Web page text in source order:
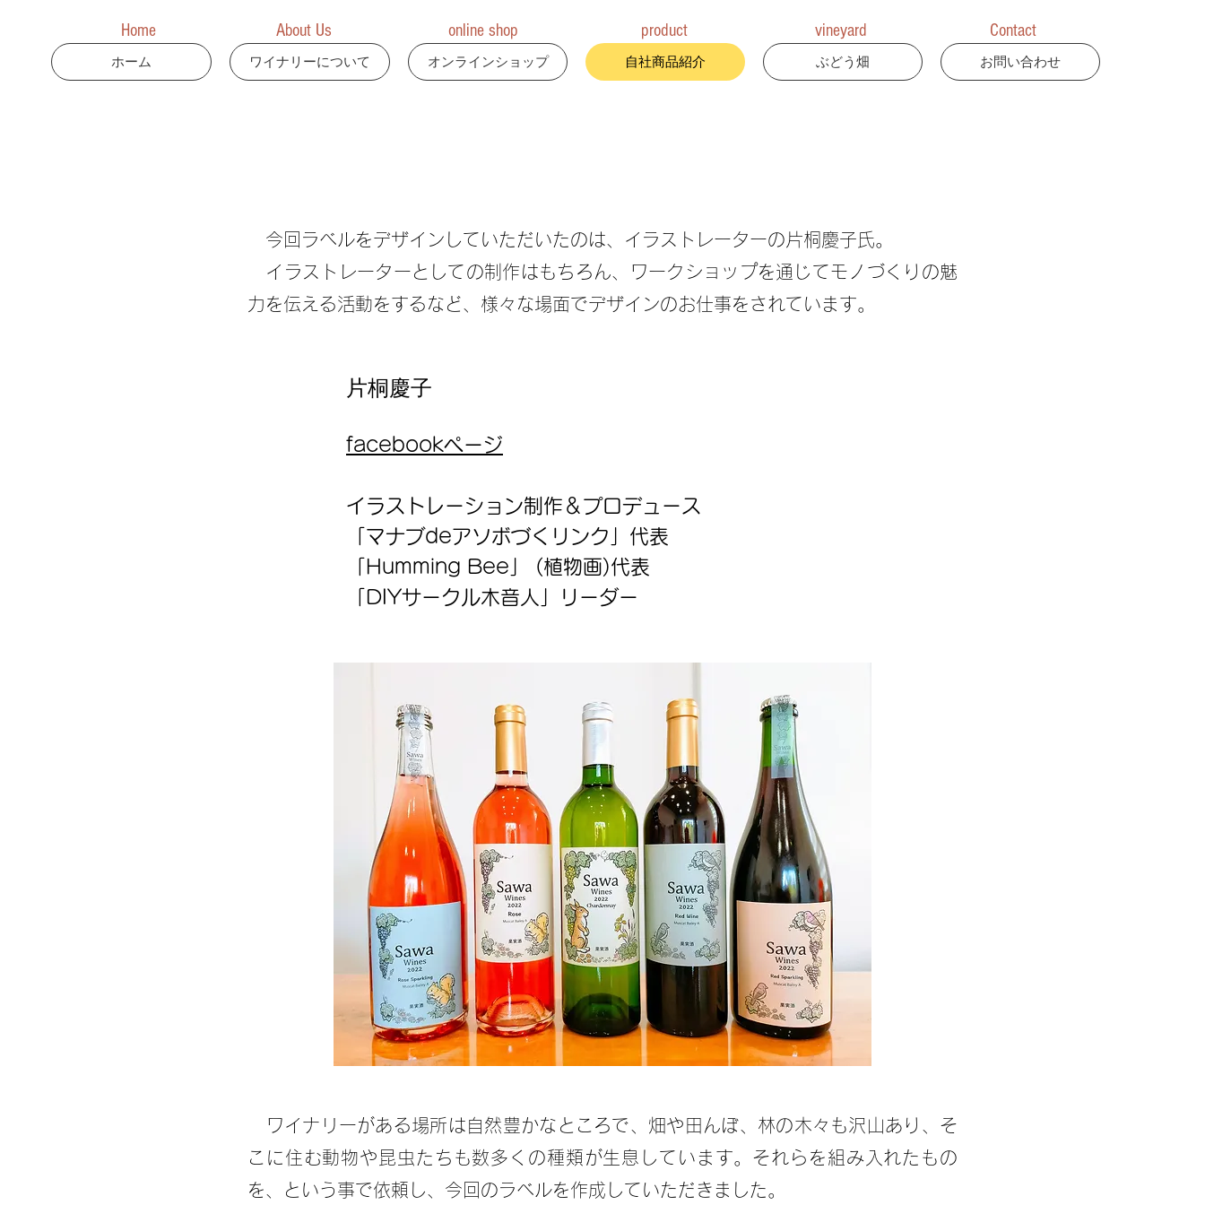
Home About Us online shop product vineyard Contact
ホーム ワイナリーについて オンラインショップ 自社商品紹介 ぶどう畑 お問い合わせ
今回ラベルをデザインしていただいたのは、イラストレーターの片桐慶子氏。
イラストレーターとしての制作はもちろん、ワークショップを通じてモノづくりの魅
力を伝える活動をするなど、様々な場面でデザインのお仕事をされています。
片桐慶子
facebookページ
イラストレーション制作＆プロデュース
「マナブdeアソボづくリンク」代表
「Humming Bee」 (植物画)代表
「DIYサークル木音人」リーダー
​ ワイナリーがある場所は自然豊かなところで、畑や田んぼ、林の木々も沢山あり、そ
こに住む動物や昆虫たちも数多くの種類が生息しています。それらを組み入れたもの
を、という事で依頼し、今回のラベルを作成していただきました。